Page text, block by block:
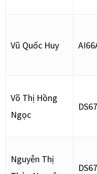
Vũ Quốc Huy
Võ Thị Hồng
Ngọc
Nguyễn Thị